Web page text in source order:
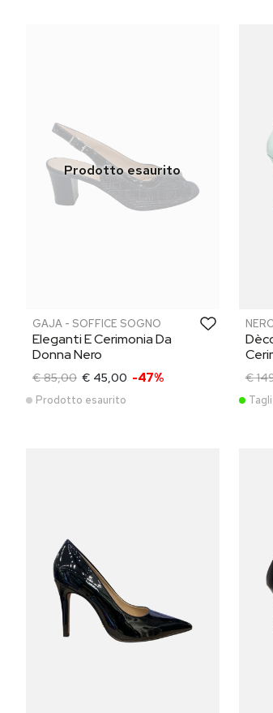
GAJA - SOFFICE SOGNO
Eleganti E Cerimonia Da
Donna Nero
€ 85,00 € 45,00 -47%
Prodotto esaurito
€